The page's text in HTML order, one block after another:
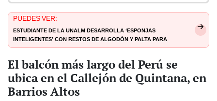
PUEDES VER:
Estudiante de la UNALM desarrolla ‘esponjas
inteligentes’ con restos de algodón y palta para
descontaminar aguas con plomo
El balcón más largo del Perú se
ubica en el Callejón de Quintana, en
Barrios Altos